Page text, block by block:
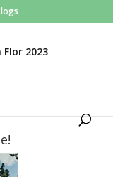
Flor 2023